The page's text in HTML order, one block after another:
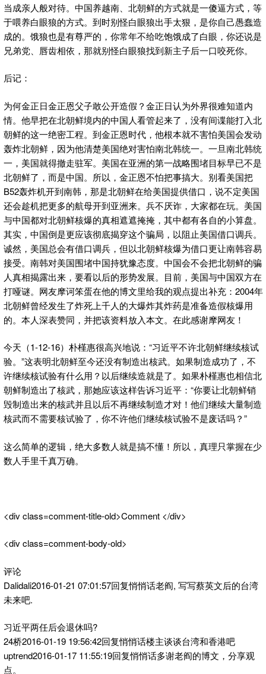
当成亲人般对待。中国养越南、北朝鲜的方式就是一傻逼方式，等
于喂养白眼狼的方式。到时别怪白眼狼出手太狠，是你自己愚蠢造
成的。饿狼也是有尊严的，你常年不给吃饱饿成了白眼，你还说是
兄弟党、唇齿相依，那就别怪白眼狼找到新主子后一口咬死你。
后记：
为何金正日金正恩父子敢公开造假？金正日认为外界很难知道内
情。他早把在北朝鲜境内的中国人看管起来了，没有间谍能打入北
朝鲜的这一绝密工程。到金正恩时代，他根本就不害怕美国会发动
轰炸北朝鲜，因为他清楚美国绝对害怕南北韩统一。一旦南北韩统
一，美国就得撤走驻军。美国在亚洲的第一战略围堵目标早已不是
北朝鲜了，而是中国。所以，金正恩不怕把事搞大。别看美国把
B52轰炸机开到南韩，那是北朝鲜在给美国提供借口，说不定美国
还会趁机把更多的航母开到亚洲来。兵不厌诈，大家都在玩。美国
与中国都对北朝鲜核爆的真相遮遮掩掩，其中都有各自的小算盘。
其实，中国倒是更应该彻底揭穿这个骗局，以阻止美国借口调兵。
诚然，美国总会有借口调兵，但以北朝鲜核爆为借口更让南韩容易
接受。南韩对美国围堵中国持犹豫态度。中国会不会把北朝鲜的骗
人真相揭露出来，要看以后的形势发展。目前，美国与中国双方在
打哑谜。网友摩诃笨蛋在他的博文里给我的观点提出补充：2004年
北朝鲜曾经发生了炸死上千人的大爆炸其炸药是准备造假核爆用
的。本人深表赞同，并把该资料放入本文。在此感谢摩网友！
今天（1-12-16）朴槿惠很高兴地说：“习近平不许北朝鲜继续核试
验。”这表明北朝鲜至今还没有制造出核武。如果制造成功了，不
许继续核试验有什么用？以后继续造就是了。如果朴槿惠也相信北
朝鲜制造出了核武，那她应该这样告诉习近平：“你要让北朝鲜销
毁制造出来的核武并且以后不再继续制造才对！他们继续大量制造
核武而不需要核试验了，你不许他们继续核试验不是废话吗？”
这么简单的逻辑，绝大多数人就是搞不懂！所以，真理只掌握在少
数人手里千真万确。
<div class=comment-title-old>Comment </div>
<div class=comment-body-old>
评论
Dalidali2016-01-21 07:01:57回复悄悄话老阎, 写写蔡英文后的台湾
未来吧.
习近平两任后会退休吗?
24桥2016-01-19 19:56:42回复悄悄话楼主谈谈台湾和香港吧
uptrend2016-01-17 11:55:19回复悄悄话多谢老阎的博文，分享观
点。